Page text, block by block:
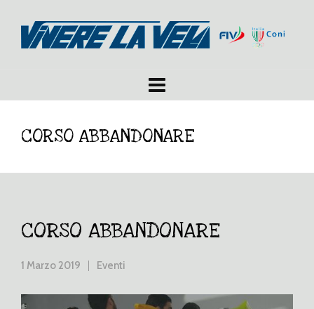
CORSO ABBANDONARE
CORSO ABBANDONARE
1 Marzo 2019 Eventi